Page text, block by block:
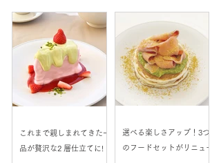
これまで親しまれてきた一
品が贅沢な2 層仕立てに!
選べる楽しさアップ！3つ
のフードセットがリニュー